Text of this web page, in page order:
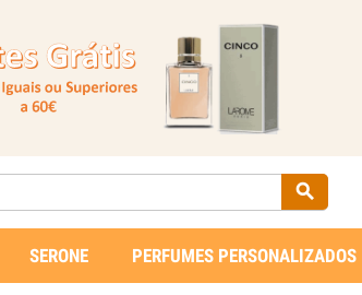

SERONE PERFUMES PERSONALIZADOS